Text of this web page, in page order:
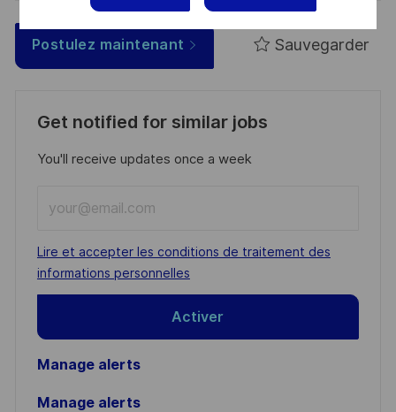
Postulez maintenant Sauvegarder
Get notified for similar jobs
You'll receive updates once a week
Email
address
(Required)
Required
Lire et accepter les conditions de traitement des
informations personnelles
Activer
Manage alerts
Manage alerts